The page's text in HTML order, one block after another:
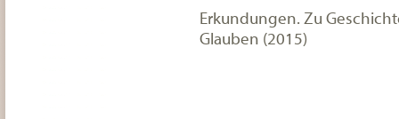
Erkundungen. Zu
Glauben (2015)